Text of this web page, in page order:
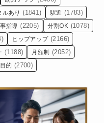
あり (1841) 駅近 (1783)
指導 (2205) 分割OK (1078)
ヒップアップ (2166)
(1188) 月額制 (2052)
的 (2700)